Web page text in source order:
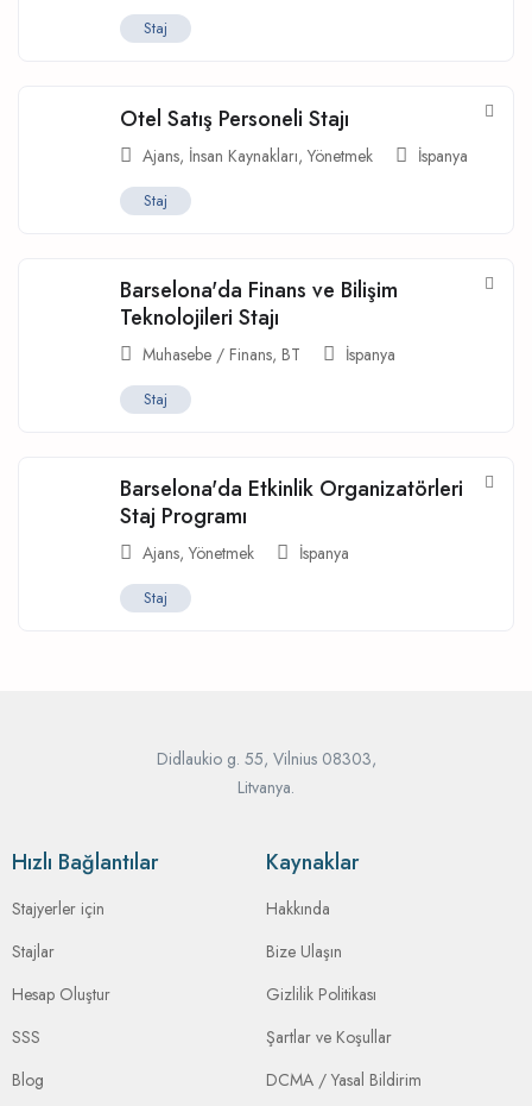
Staj
Otel Satış Personeli Stajı
Ajans, İnsan Kaynakları,Yönetmek İspanya
Staj
Barselona'da Finans ve Bilişim
Teknolojileri Stajı
Muhasebe / Finans, BT İspanya
Staj
Barselona'da Etkinlik Organizatörleri
Staj Programı
Ajans,Yönetmek İspanya
Staj
Didlaukio g. 55, Vilnius 08303,
Litvanya.
Hızlı Bağlantılar
Stajyerler için
Stajlar
Hesap Oluştur
SSS
Blog
Kaynaklar
Hakkında
Bize Ulaşın
Gizlilik Politikası
Şartlar ve Koşullar
DCMA / Yasal Bildirim